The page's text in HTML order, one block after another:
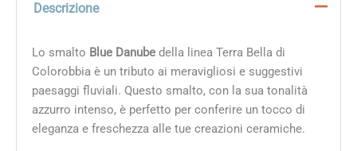
Descrizione
Lo smalto Blue Danubedella linea Terra Bella di
Colorobbia è un tributo ai meravigliosi e suggestivi
paesaggi fluviali. Questo smalto, con la sua tonalità
azzurro intenso, è perfetto per conferire un tocco di
eleganza e freschezza alle tue creazioni ceramiche.